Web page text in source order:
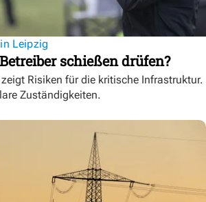
Leipzig
schießen drüfen?
Risiken für die kritische Infrastruktur.
Zuständigkeiten.